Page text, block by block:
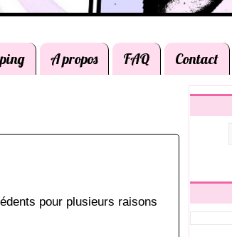
A propos FAQ Contact
pour plusieurs raisons